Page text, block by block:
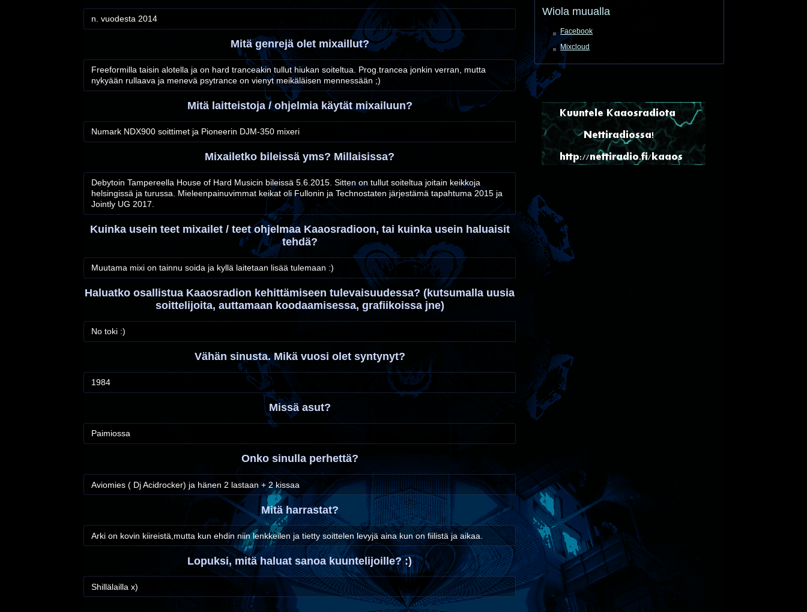
n. vuodesta 2014
Mitä genrejä olet mixaillut?
Freeformilla taisin alotella ja on hard tranceakin tullut hiukan soiteltua. Prog.trancea jonkin verran, mutta
nykyään rullaava ja menevä psytrance on vienyt meikäläisen mennessään ;)
Mitä laitteistoja / ohjelmia käytät mixailuun?
Numark NDX900 soittimet ja Pioneerin DJM-350 mixeri
Mixailetko bileissä yms? Millaisissa?
Debytoin Tampereella House of Hard Musicin bileissä 5.6.2015. Sitten on tullut soiteltua joitain keikkoja
helsingissä ja turussa. Mieleenpainuvimmat keikat oli Fullonin ja Technostaten järjestämä tapahtuma 2015 ja
Jointly UG 2017.
Kuinka usein teet mixailet / teet ohjelmaa Kaaosradioon, tai kuinka usein haluaisit
tehdä?
Muutama mixi on tainnu soida ja kyllä laitetaan lisää tulemaan :)
Haluatko osallistua Kaaosradion kehittämiseen tulevaisuudessa? (kutsumalla uusia
soittelijoita, auttamaan koodaamisessa, grafiikoissa jne)
No toki :)
Vähän sinusta. Mikä vuosi olet syntynyt?
1984
Missä asut?
Paimiossa
Onko sinulla perhettä?
Aviomies ( Dj Acidrocker) ja hänen 2 lastaan + 2 kissaa
Mitä harrastat?
Arki on kovin kiireistä,mutta kun ehdin niin lenkkeilen ja tietty soittelen levyjä aina kun on fiilistä ja aikaa.
Lopuksi, mitä haluat sanoa kuuntelijoille? :)
Shillälailla x)
Wiola muualla
Facebook
Mixcloud